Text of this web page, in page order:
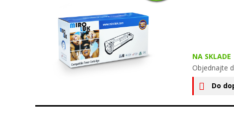
NA SKLADE
Objednajte
Do